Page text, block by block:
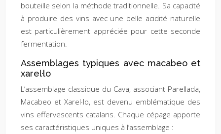
bouteille selon la méthode traditionnelle. Sa capacité
à produire des vins avec une belle acidité naturelle
est particulièrement appréciée pour cette seconde
fermentation.
Assemblages typiques avec macabeo et
xarel·lo
L’assemblage classique du Cava, associant Parellada,
Macabeo et Xarel·lo, est devenu emblématique des
vins effervescents catalans. Chaque cépage apporte
ses caractéristiques uniques à l’assemblage :